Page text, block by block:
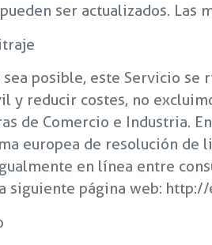
ser actualizados. Las
sea posible, este Servicio
y reducir costes, no
de Comercio e Industria.
europea de resolución
en línea entre
siguiente página web: